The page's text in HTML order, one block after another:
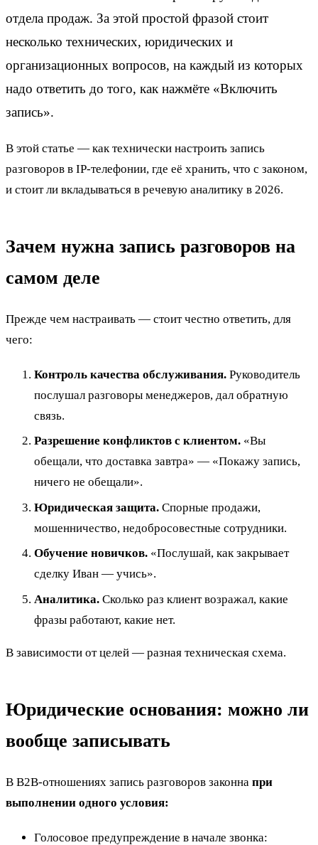
отдела продаж. За этой простой фразой стоит
несколько технических, юридических и
организационных вопросов, на каждый из которых
надо ответить до того, как нажмёте «Включить
запись».
В этой статье — как технически настроить запись
разговоров в IP-телефонии, где её хранить, что с законом,
и стоит ли вкладываться в речевую аналитику в 2026.
Зачем нужна запись разговоров на
самом деле
Прежде чем настраивать — стоит честно ответить, для
чего:
Контроль качества обслуживания. Руководитель
послушал разговоры менеджеров, дал обратную
связь.
Разрешение конфликтов с клиентом. «Вы
обещали, что доставка завтра» — «Покажу запись,
ничего не обещали».
Юридическая защита. Спорные продажи,
мошенничество, недобросовестные сотрудники.
Обучение новичков. «Послушай, как закрывает
сделку Иван — учись».
Аналитика. Сколько раз клиент возражал, какие
фразы работают, какие нет.
В зависимости от целей — разная техническая схема.
Юридические основания: можно ли
вообще записывать
В B2B-отношениях запись разговоров законна при
выполнении одного условия:
Голосовое предупреждение в начале звонка: